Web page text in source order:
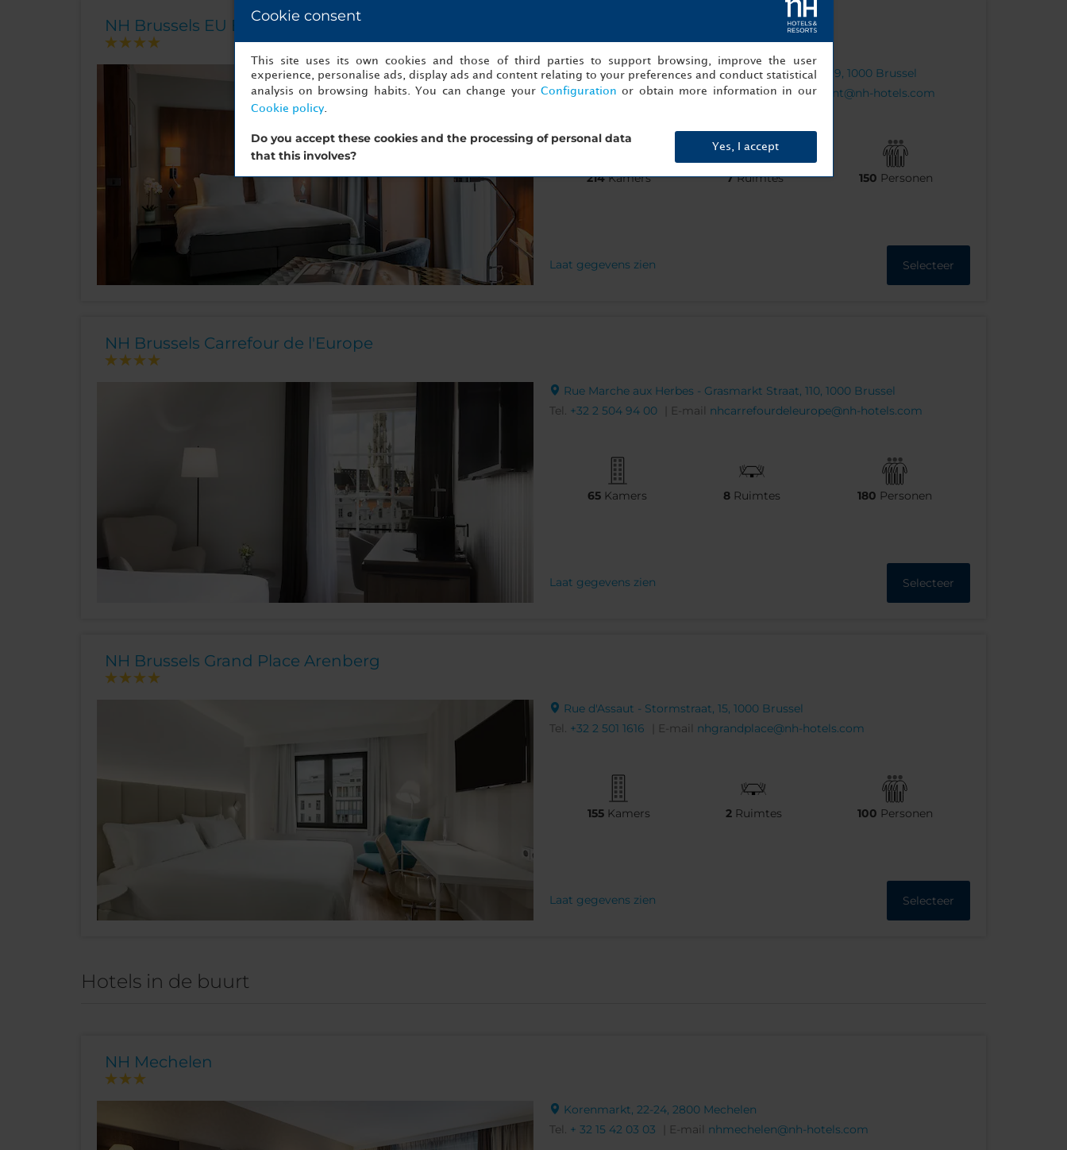
NH Brussels EU Berlaymont
Boulevard Charlemagne - Karel de Grotelaan, 11-19, 1000 Brussel
Tel.+32 2 231 09 09 | E-mailnhbrusselseuberlaymont@nh-hotels.com
214 Kamers 7 Ruimtes 150 Personen
Laat gegevens zien Selecteer
NH Brussels Carrefour de l'Europe
Rue Marche aux Herbes - Grasmarkt Straat, 110, 1000 Brussel
Tel. +32 2 504 94 00 | E-mail nhcarrefourdeleurope@nh-hotels.com
65 Kamers 8 Ruimtes 180 Personen
Laat gegevens zien Selecteer
NH Brussels Grand Place Arenberg
Rue d'Assaut - Stormstraat, 15, 1000 Brussel
Tel. +32 2 501 1616 | E-mail nhgrandplace@nh-hotels.com
155 Kamers 2 Ruimtes 100 Personen
Laat gegevens zien Selecteer
Hotels in de buurt
NH Mechelen
Korenmarkt, 22-24, 2800 Mechelen
Tel. + 32 15 42 03 03 | E-mail nhmechelen@nh-hotels.com
Cookie consent
This site uses its own cookies and those of third parties to support browsing, improve the user
experience, personalise ads, display ads and content relating to your preferences and conduct statistical
analysis on browsing habits. You can change your Configuration or obtain more information in our
Cookie policy.
Do you accept these cookies and the processing of personal data
that this involves?
Yes, I accept